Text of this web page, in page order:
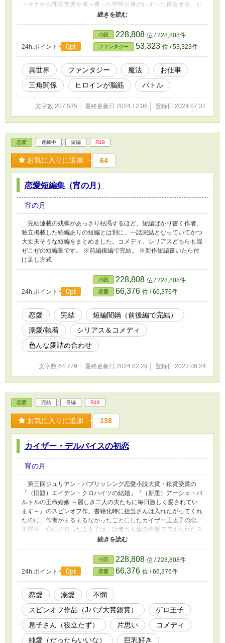
ィオナから理論首席を掻っ攫った平民出身のレオンに再会する。レ
オンの超優秀な頭脳で原因を理解したフィオナは、レオンを学園建
太子・ヒースの元に資金援助の土下座に出向く。そこで出された条
件は、フィオナが予想もしてないものだった。 二年後の黒字転
換を目標に、実技首席の脳筋令嬢は学園再建に奮闘を開始した。
※他サイト掲載あり
24h.ポイント 0pt
小説 228,808 位 / 228,808件
ファンタジー 53,323 位 / 53,323件
異世界 ファンタジー 魔法
お仕事
三角関係
ヒロインが脳筋 バトル
文字数 207,535 最終更新日 2024.12.06 登録日 2024.07.31
恋愛 連載中 短編 R18
お気に入りに追加 64
恋愛短編集（宵の月）
宵の月
完結連載の残弾があっさり枯渇するほど、短編ばかり書く作者。
独立掲載した続編ありの短編とは別に、一話完結となっていてかつ
大丈夫そうな短編をまとめました。コメディ、シリアスどちらも混
ぜこぜの短編集です。 ※前編後編で完結。 ※新作短編書いたら付
け足し方式
24h.ポイント 0pt
小説 228,808 位 / 228,808件
恋愛 66,376 位 / 66,376件
恋愛 完結
短編闇鍋（前後編で完結）
溺愛/執着
シリアス＆コメディ
色んな愛詰め合わせ
文字数 64,779 最終更新日 2024.02.29 登録日 2023.06.24
恋愛 完結 長編 R18
お気に入りに追加 138
カイザー・デルバイスの初恋
宵の月
第三回ジュリアン・パブリッシング恋愛小説大賞・銀賞受賞の
「（旧題）エイデン・クロハイツの結婚」『（新題）アーシェ・バ
ルトルの王命婚姻 ～麗しき二人の夫たちに毎日激しく愛されてい
ます～』のスピンオフ作。書籍化時に担当さんは入れたがってくれ
たのに、作者がまるまるなかったことにしたカイザー王太子の恋。
不憫を一心に背負った王太子は、読者さん達の声援で与えられたス
ピンオフチャンスに果たして結婚できるのか。そんな強国デルバイ
定、ギフト、世界観などは、ウェブ版ではなく、本筋はそのままに
大幅な加筆修正を加えた発売中の書籍版に準拠しています。
（2023年12月1日 ピッコマにて先行配信開始。12月22日通常配
信開始予定） ※他サイト掲載あり
24h.ポイント 0pt
小説 228,808 位 / 228,808件
恋愛 66,376 位 / 66,376件
恋愛 溺愛
不憫
スピンオフ作品（Jパブ大賞銀賞）
ゲロ王子
息子さん（役立たず）
片思い
コメディ
純愛（だったらいいな）
巨乳好き